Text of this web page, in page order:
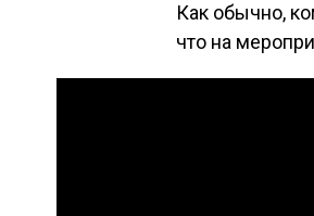
Как обычно,
что на